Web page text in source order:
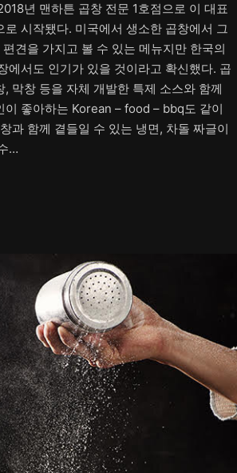
년 맨하튼 곱창 전문 1호점으로 이 대표
로 시작됐다. 미국에서 생소한 곱창에서 그
견을 가지고 볼 수 있는 메뉴지만 한국의
에서도 인기가 있을 것이라고 확신했다. 곱
막창 등을 자체 개발한 특제 소스와 함께
이 좋아하는 Korean – food – bbq도 같이
과 함께 곁들일 수 있는 냉면, 차돌 짜글이
…